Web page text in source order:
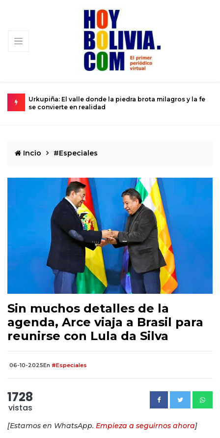
Urkupiña: El valle donde la piedra brota milagros y la fe
se convierte en realidad
Incio #Especiales
Sin muchos detalles de la
agenda, Arce viaja a Brasil para
reunirse con Lula da Silva
06-10-2025En #Especiales
1728
vistas
[Estamos en WhatsApp. Empieza a seguirnos ahora]